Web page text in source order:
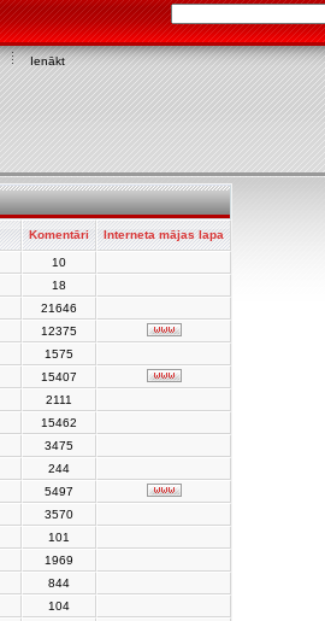
Ienākt
Komentāri Interneta mājas lapa
10
18
21646
12375
1575
15407
2111
15462
3475
244
5497
3570
101
1969
844
104